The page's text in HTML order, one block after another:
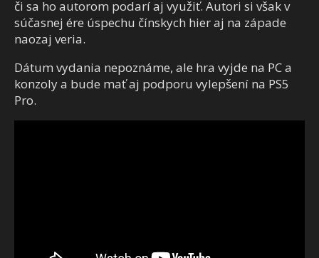
či sa ho autorom podarí aj využiť. Autori si však v
súčasnej ére úspechu čínskych hier aj na západe
naozaj veria.
Dátum vydania nepoznáme, ale hra vyjde na PC a
konzoly a bude mať aj podporu vylepšení na PS5
Pro.